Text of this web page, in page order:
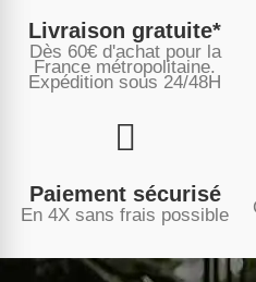
Livraison gratuite*
Dès 60€ d'achat pour la
France métropolitaine.
Expédition sous 24/48H
Paiement sécurisé
En 4X sans frais possible